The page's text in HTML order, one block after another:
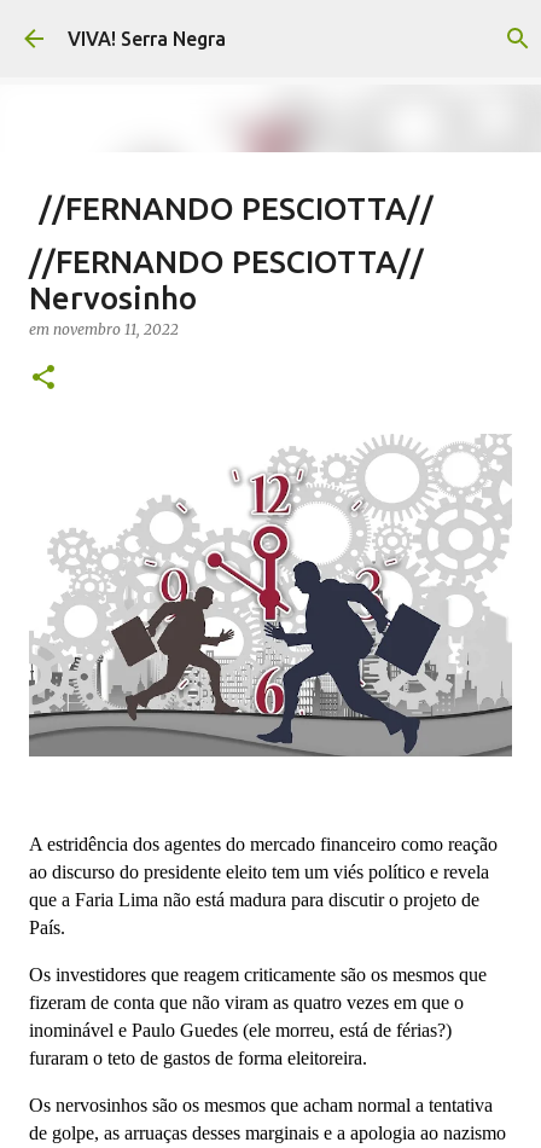
Pular para o conteúdo principal
VIVA! Serra Negra
//FERNANDO PESCIOTTA//
Encurtando caminho
em agosto 06, 2026
//FERNANDO PESCIOTTA//
Nervosinho
em novembro 11, 2022
A estridência dos agentes do mercado financeiro como reação
ao discurso do presidente eleito tem um viés político e revela
que a Faria Lima não está madura para discutir o projeto de
País.
Os investidores que reagem criticamente são os mesmos que
fizeram de conta que não viram as quatro vezes em que o
inominável e Paulo Guedes (ele morreu, está de férias?)
furaram o teto de gastos de forma eleitoreira.
Os nervosinhos são os mesmos que acham normal a tentativa
de golpe, as arruaças desses marginais e a apologia ao nazismo